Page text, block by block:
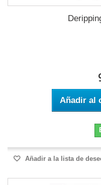
Añadir al
Añadir a la lista de